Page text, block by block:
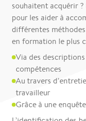
souhaitent acquérir
pour les aider à
différentes
en formation le plus
Via des
compétences
Au travers
travailleur
Grâce à une